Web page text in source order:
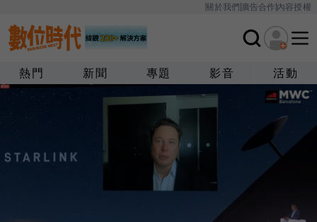
關於我們廣告合作內容授權
熱門 新聞 專題 影音 活動